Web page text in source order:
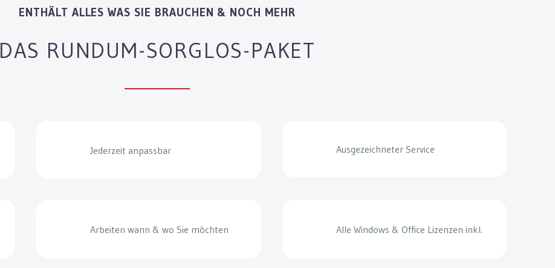
ENTHÄLT ALLES WAS SIE BRAUCHEN & NOCH MEHR
DAS RUNDUM-SORGLOS-PAKET
Jederzeit anpassbar Ausgezeichneter Service
Arbeiten wann & wo Sie möchten Alle Windows & Office Lizenzen inkl.